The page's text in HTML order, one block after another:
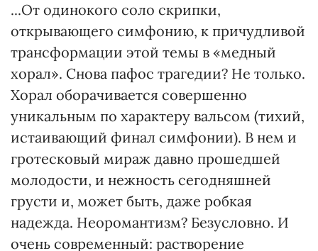
...От одинокого соло скрипки,
открывающего симфонию, к причудливой
трансформации этой темы в «медный
хорал». Снова пафос трагедии? Не только.
Хорал оборачивается совершенно
уникальным по характеру вальсом (тихий,
истаивающий финал симфонии). В нем и
гротесковый мираж давно прошедшей
молодости, и нежность сегодняшней
грусти и, может быть, даже робкая
надежда. Неоромантизм? Безусловно. И
очень современный: растворение